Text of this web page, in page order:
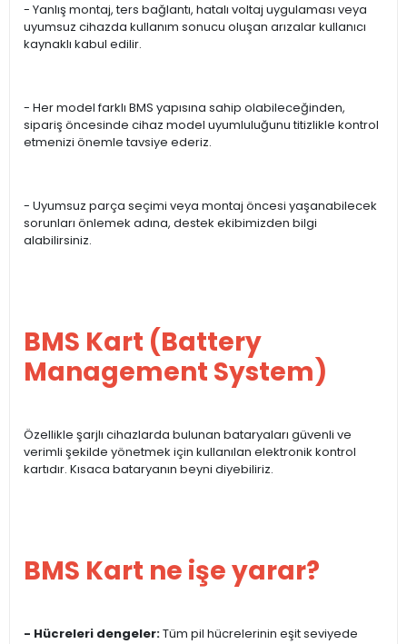
- Yanlış montaj, ters bağlantı, hatalı voltaj uygulaması veya
uyumsuz cihazda kullanım sonucu oluşan arızalar kullanıcı
kaynaklı kabul edilir.
- Her model farklı BMS yapısına sahip olabileceğinden,
sipariş öncesinde cihaz model uyumluluğunu titizlikle kontrol
etmenizi önemle tavsiye ederiz.
- Uyumsuz parça seçimi veya montaj öncesi yaşanabilecek
sorunları önlemek adına, destek ekibimizden bilgi
alabilirsiniz.
BMS Kart (Battery
Management System)
Özellikle şarjlı cihazlarda bulunan bataryaları güvenli ve
verimli şekilde yönetmek için kullanılan elektronik kontrol
kartıdır. Kısaca bataryanın beyni diyebiliriz.
BMS Kart ne işe yarar?
- Hücreleri dengeler:Tüm pil hücrelerinin eşit seviyede